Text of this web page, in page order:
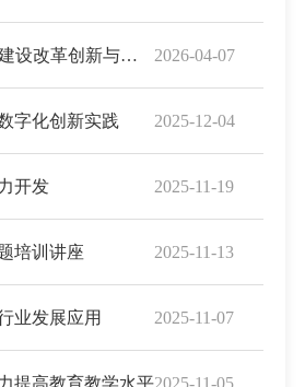
AI大模型驱动课程建设改革创新与数字化能力提升工作坊 2026-04-07
字化创新实践 2025-12-04
开发 2025-11-19
培训讲座 2025-11-13
业发展应用 2025-11-07
提高教育教学水平2025-11-05